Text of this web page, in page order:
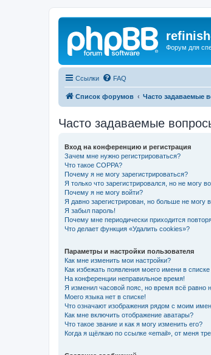
Форум для
Ссылки FAQ
Список форумов Часто задаваемые
Часто задаваемые
Вход на конференцию и регистрация
Зачем мне нужно регистрироваться?
Что такое COPPA?
Почему я не могу зарегистрироваться?
Я только что зарегистрировался, но не могу
Почему я не могу войти?
Я давно зарегистрирован, но больше не могу
Я забыл пароль!
Почему мне периодически приходится
Что делает функция «Удалить cookies»?
Параметры и настройки пользователя
Как мне изменить мои настройки?
Как избежать появления моего имени в
На конференции неправильное время!
Я изменил часовой пояс, но время всё равно
Моего языка нет в списке!
Что означают изображения рядом с моим
Как мне включить отображение аватары?
Что такое звание и как я могу изменить его?
Когда я щёлкаю по ссылке «email», от меня